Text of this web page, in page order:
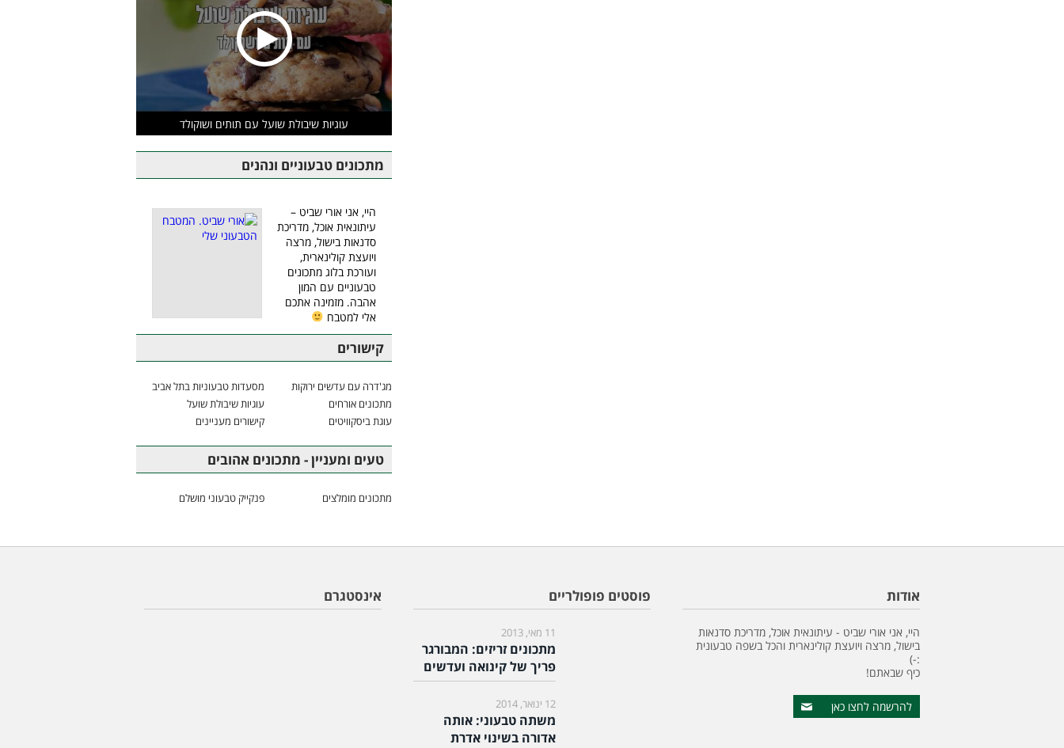
עוגיות שיבולת שועל עם תותים ושוקולד
מתכונים טבעוניים ונהנים
היי, אני אורי שביט –
עיתונאית אוכל, מדריכת
סדנאות בישול, מרצה
ויועצת קולינארית,
ועורכת בלוג מתכונים
טבעוניים עם המון
אהבה. מזמינה אתכם
אלי למטבח
קישורים
מג'דרה עם עדשים ירוקות
מסעדות טבעוניות בתל אביב
מתכונים אורחים
עוגיות שיבולת שועל
עוגת ביסקוויטים
קישורים מעניינים
טעים ומעניין - מתכונים אהובים
מתכונים מומלצים פנקייק טבעוני מושלם
אודות
היי, אני אורי שביט - עיתונאית אוכל, מדריכת סדנאות
בישול, מרצה ויועצת קולינארית והכל בשפה טבעונית
:-)
כיף שבאתם!
להרשמה לחצו כאן
פוסטים פופולריים
11 מאי, 2013
מתכונים זריזים: המבורגר
פריך של קינואה ועדשים
12 ינואר, 2014
משתה טבעוני: אותה
אדורה בשינוי אדרת
אינסטגרם